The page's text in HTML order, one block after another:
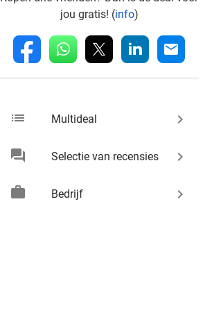
jou gratis! (info)
fb whatsapp linkedin mail
list Multideal keyboard_arrow_right
chat Selectie van recensies keyboard_arrow_right
work Bedrijf keyboard_arrow_right